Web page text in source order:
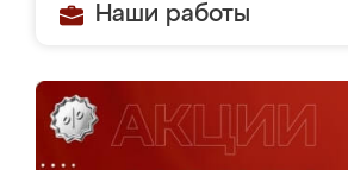
Наши работы